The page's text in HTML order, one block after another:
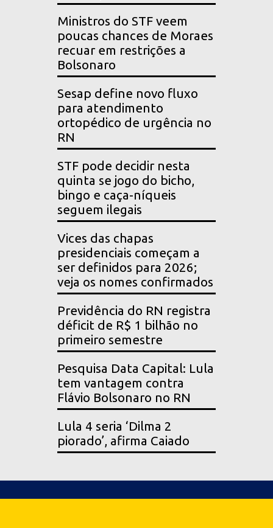
Ministros do STF veem
poucas chances de Moraes
recuar em restrições a
Bolsonaro
Sesap define novo fluxo
para atendimento
ortopédico de urgência no
RN
STF pode decidir nesta
quinta se jogo do bicho,
bingo e caça-níqueis
seguem ilegais
Vices das chapas
presidenciais começam a
ser definidos para 2026;
veja os nomes confirmados
Previdência do RN registra
déficit de R$ 1 bilhão no
primeiro semestre
Pesquisa Data Capital: Lula
tem vantagem contra
Flávio Bolsonaro no RN
Lula 4 seria ‘Dilma 2
piorado’, afirma Caiado